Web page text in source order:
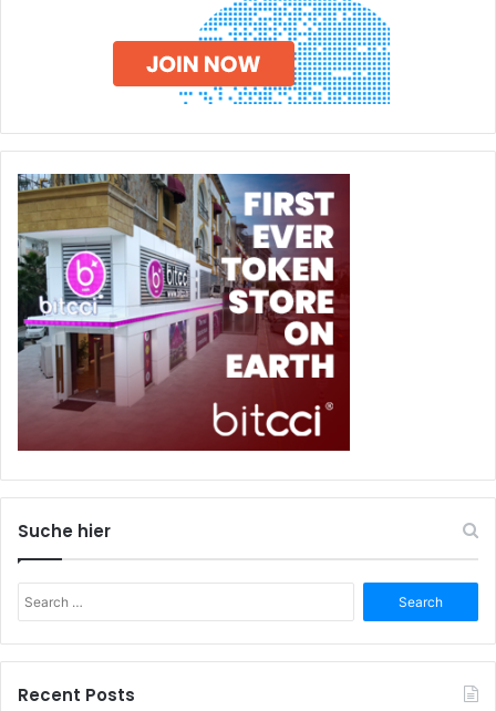
Suche hier
for:
Recent Posts